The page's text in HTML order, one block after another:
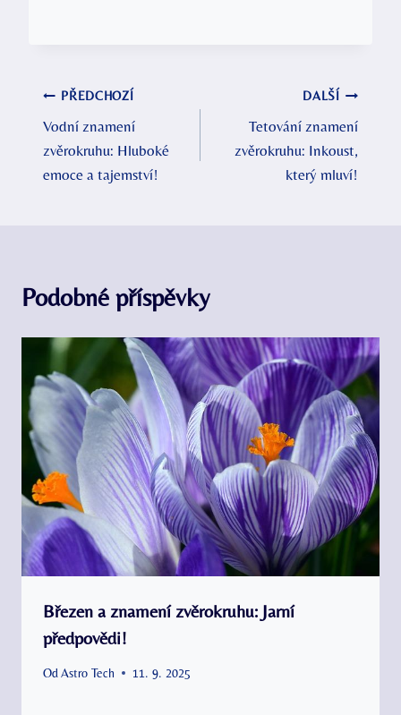
Navigace
pro
příspěvek
PŘEDCHOZÍ
Vodní znamení
zvěrokruhu: Hluboké
emoce a tajemství!
DALŠÍ
Tetování znamení
zvěrokruhu: Inkoust,
který mluví!
Podobné příspěvky
Březen a znamení zvěrokruhu: Jarní
předpovědi!
Od Astro Tech 11. 9. 2025